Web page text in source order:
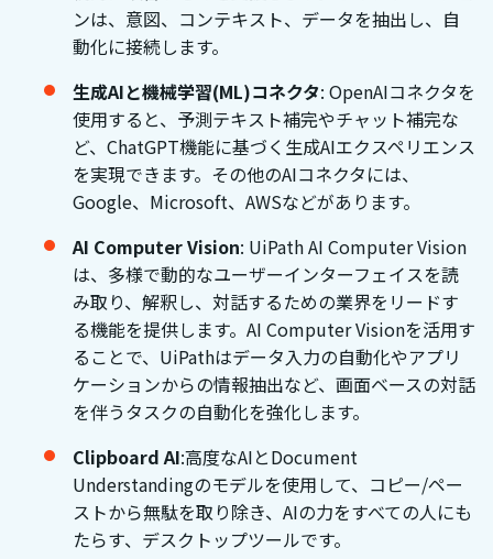
ンは、意図、コンテキスト、データを抽出し、自
動化に接続します。
生成AIと機械学習(ML)コネクタ: OpenAIコネクタを
使用すると、予測テキスト補完やチャット補完な
ど、ChatGPT機能に基づく生成AIエクスペリエンス
を実現できます。その他のAIコネクタには、
Google、Microsoft、AWSなどがあります。
AI Computer Vision: UiPath AI Computer Vision
は、多様で動的なユーザーインターフェイスを読
み取り、解釈し、対話するための業界をリードす
る機能を提供します。AI Computer Visionを活用す
ることで、UiPathはデータ入力の自動化やアプリ
ケーションからの情報抽出など、画面ベースの対話
を伴うタスクの自動化を強化します。
Clipboard AI:高度なAIとDocument
Understandingのモデルを使用して、コピー/ペー
ストから無駄を取り除き、AIの力をすべての人にも
たらす、デスクトップツールです。